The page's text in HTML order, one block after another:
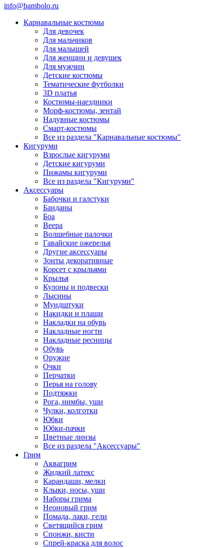
info@bambolo.ru
Карнавальные костюмы
Для девочек
Для мальчиков
Для малышей
Для женщин и девушек
Для мужчин
Детские костюмы
Тематические футболки
3D платья
Костюмы-наездники
Морф-костюмы, зентай
Надувные костюмы
Смарт-костюмы
Все из раздела "Карнавальные костюмы"
Кигуруми
Взрослые кигуруми
Детские кигуруми
Пижамы кигуруми
Все из раздела "Кигуруми"
Аксессуары
Бабочки и галстуки
Банданы
Боа
Веера
Волшебные палочки
Гавайские ожерелья
Другие аксессуары
Зонты декоративные
Корсет с крыльями
Крылья
Кулоны и подвески
Лысины
Мундштуки
Накидки и плащи
Накладки на обувь
Накладные ногти
Накладные ресницы
Обувь
Оружие
Очки
Перчатки
Перья на голову
Подтяжки
Рога, нимбы, уши
Чулки, колготки
Юбки
Юбки-пачки
Цветные линзы
Все из раздела "Аксессуары"
Грим
Аквагрим
Жидкий латекс
Карандаши, мелки
Клыки, носы, уши
Наборы грима
Неоновый грим
Помада, лаки, гели
Светящийся грим
Спонжи, кисти
Спрей-краска для волос